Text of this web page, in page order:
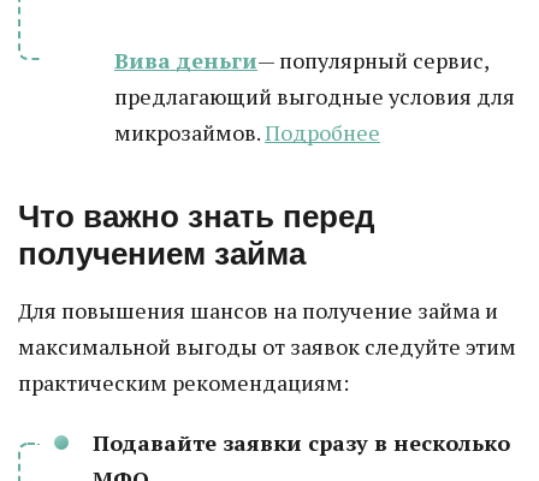
Вива деньги— популярный сервис,
предлагающий выгодные условия для
микрозаймов.Подробнее
Что важно знать перед
получением займа
Для повышения шансов на получение займа и
максимальной выгоды от заявок следуйте этим
практическим рекомендациям:
Подавайте заявки сразу в несколько